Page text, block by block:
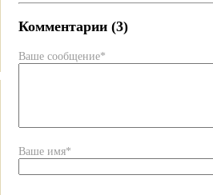
Комментарии (3)
Ваше сообщение*
Ваше имя*